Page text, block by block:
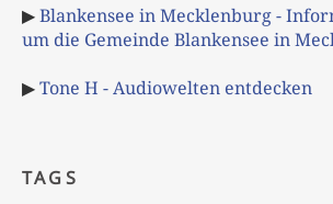
▶Blankensee in Mecklenburg -
um die Gemeinde Blankensee in
▶Tone H - Audiowelten entdecken
TAGS